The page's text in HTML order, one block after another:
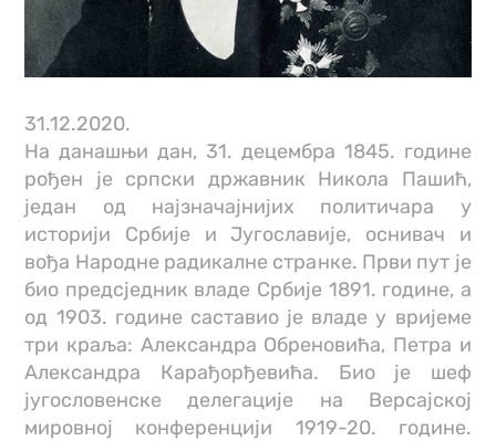
31.12.2020.
На данашњи дан, 31. децембра 1845. године
рођен је српски државник Никола Пашић,
један од најзначајнијих политичара у
историји Србије и Југославије, оснивач и
вођа Народне радикалне странке. Први пут је
био предсједник владе Србије 1891. године, а
од 1903. године саставио је владе у вријеме
три краља: Александра Обреновића, Петра и
Александра Карађорђевића. Био је шеф
југословенске делегације на Версајској
мировној конференцији 1919-20. године.